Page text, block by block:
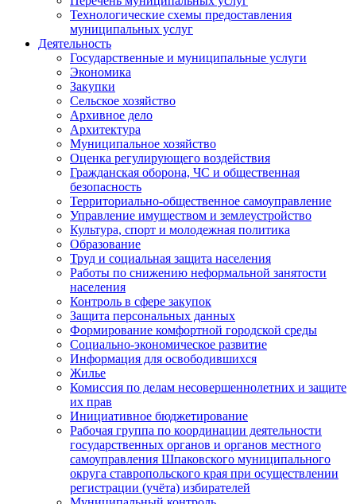
Технологические схемы предоставления
муниципальных услуг
Деятельность
Государственные и муниципальные услуги
Экономика
Закупки
Сельское хозяйство
Архивное дело
Архитектура
Муниципальное хозяйство
Оценка регулирующего воздействия
Гражданская оборона, ЧС и общественная
безопасность
Территориально-общественное самоуправление
Управление имуществом и землеустройство
Культура, спорт и молодежная политика
Образование
Труд и социальная защита населения
Работы по снижению неформальной занятости
населения
Контроль в сфере закупок
Защита персональных данных
Формирование комфортной городской среды
Социально-экономическое развитие
Информация для освободившихся
Жилье
Комиссия по делам несовершеннолетних и защите
их прав
Инициативное бюджетирование
Рабочая группа по координации деятельности
государственных органов и органов местного
самоуправления Шпаковского муниципального
округа ставропольского края при осуществлении
регистрации (учёта) избирателей